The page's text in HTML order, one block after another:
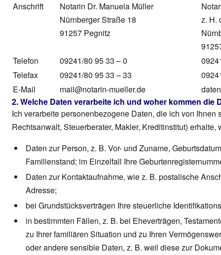
Anschrift
Notarin Dr. Manuela Müller
Nürnberger Straße 18
91257 Pegnitz
z. H.
Telefon
09241/80 95 33 – 0
Telefax
09241/80 95 33 – 33
E-Mail
mail@notarin-mueller.de
2. Welche Daten verarbeite ich und woher kommen die
Ich verarbeite personenbezogene Daten, die ich von
Rechtsanwalt, Steuerberater, Makler, Kreditinstitut) erhalte,
Daten zur Person, z. B. Vor- und Zuname,
Familienstand; im Einzelfall Ihre
Daten zur Kontaktaufnahme, wie z. B. postalische
Adresse;
bei Grundstücksverträgen Ihre steuerliche
in bestimmten Fällen, z. B. bei Eheverträgen,
zu Ihrer familiären Situation und zu Ihren
oder andere sensible Daten, z. B. weil diese zur